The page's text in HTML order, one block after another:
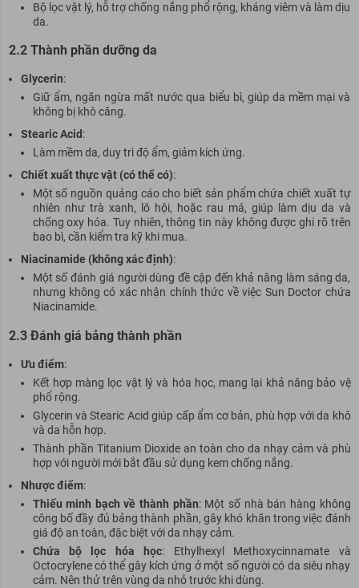
Bộ lọc vật lý, hỗ trợ chống nắng phổ rộng, kháng viêm và làm dịu
da.
2.2 Thành phần dưỡng da
Glycerin:
Giữ ẩm, ngăn ngừa mất nước qua biểu bì, giúp da mềm mại và
không bị khô căng.
Stearic Acid:
Làm mềm da, duy trì độ ẩm, giảm kích ứng.
Chiết xuất thực vật (có thể có):
Một số nguồn quảng cáo cho biết sản phẩm chứa chiết xuất tự
nhiên như trà xanh, lô hội, hoặc rau má, giúp làm dịu da và
chống oxy hóa. Tuy nhiên, thông tin này không được ghi rõ trên
bao bì, cần kiểm tra kỹ khi mua.
Niacinamide (không xác định):
Một số đánh giá người dùng đề cập đến khả năng làm sáng da,
nhưng không có xác nhận chính thức về việc Sun Doctor chứa
Niacinamide.
2.3 Đánh giá bảng thành phần
Ưu điểm:
Kết hợp màng lọc vật lý và hóa học, mang lại khả năng bảo vệ
phổ rộng.
Glycerin và Stearic Acid giúp cấp ẩm cơ bản, phù hợp với da khô
và da hỗn hợp.
Thành phần Titanium Dioxide an toàn cho da nhạy cảm và phù
hợp với người mới bắt đầu sử dụng kem chống nắng.
Nhược điểm:
Thiếu minh bạch về thành phần: Một số nhà bán hàng không
công bố đầy đủ bảng thành phần, gây khó khăn trong việc đánh
giá độ an toàn, đặc biệt với da nhạy cảm.
Chứa bộ lọc hóa học: Ethylhexyl Methoxycinnamate và
Octocrylene có thể gây kích ứng ở một số người có da siêu nhạy
cảm. Nên thử trên vùng da nhỏ trước khi dùng.